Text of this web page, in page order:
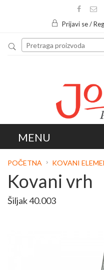
Prijavi se /
POČETNA KOVANI
Kovani vrh
Šiljak 40.003